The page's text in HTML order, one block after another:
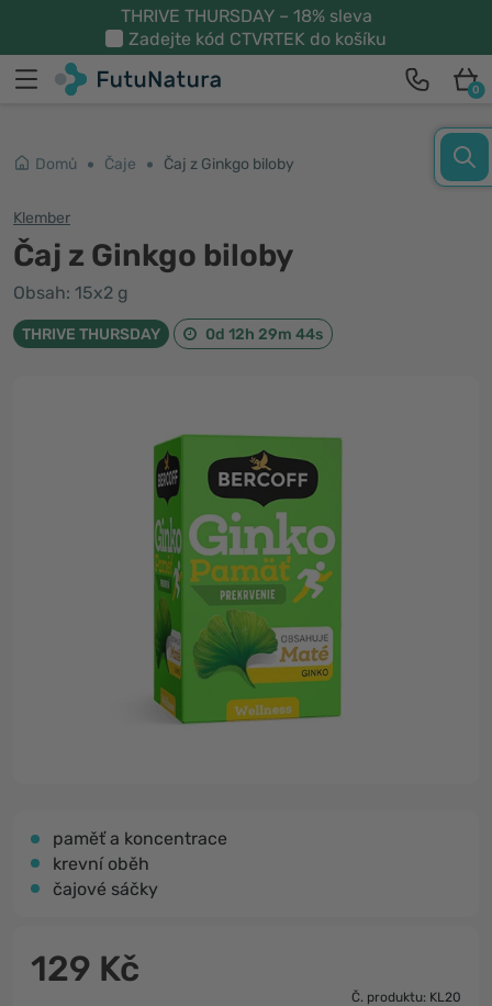
THRIVE THURSDAY – 18% sleva
Zadejte kód CTVRTEK do košíku
0
Domů Čaje Čaj z Ginkgo biloby
Klember
Čaj z Ginkgo biloby
Obsah: 15x2 g
THRIVE THURSDAY 0d 12h 29m 44s
paměť a koncentrace
krevní oběh
čajové sáčky
129 Kč
Č. produktu: KL20